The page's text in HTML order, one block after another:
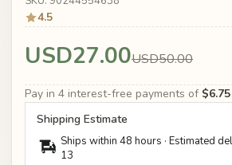
4.5
USD27.00USD50.00
Pay in 4 interest-free payments of $6.75
Shipping Estimate
Ships within 48 hours · Estimated
13